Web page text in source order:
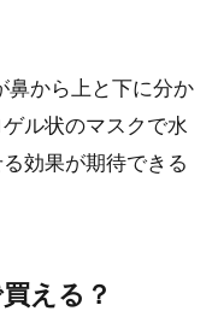
鼻から上と下に分か
ル状のマスクで水
効果が期待できる
える？